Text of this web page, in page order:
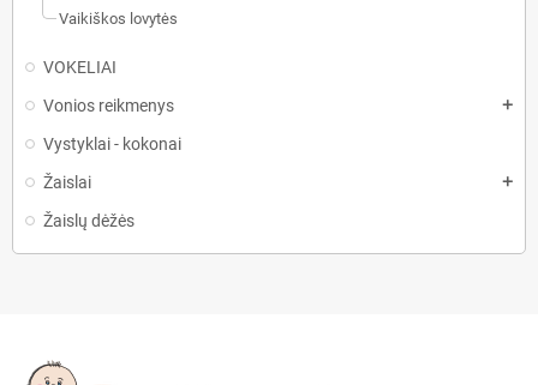
Vaikiškos lovytės
VOKELIAI
Vonios reikmenys
add
Vystyklai - kokonai
Žaislai
add
Žaislų dėžės